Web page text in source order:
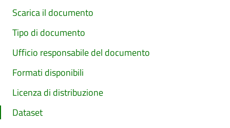
Scarica il documento
Tipo di documento
Ufficio responsabile del documento
Formati disponibili
Licenza di distribuzione
Dataset